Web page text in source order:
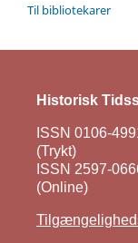
Til bibliotekarer
Historisk
ISSN 0106-
(Trykt)
ISSN 2597-
(Online)